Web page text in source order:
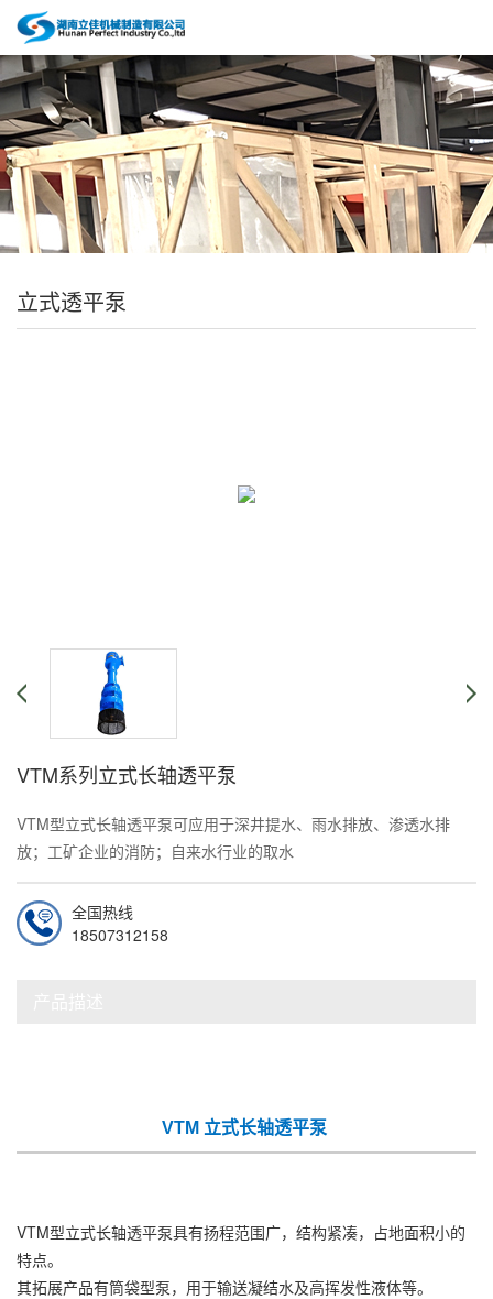
立式透平泵
VTM系列立式长轴透平泵
VTM型立式长轴透平泵可应用于深井提水、雨水排放、渗透水排
放；工矿企业的消防；自来水行业的取水
全国热线
18507312158
VTM 立式长轴透平泵
VTM型立式长轴透平泵具有扬程范围广，结构紧凑，占地面积小的
特点。
其拓展产品有筒袋型泵，用于输送凝结水及高挥发性液体等。